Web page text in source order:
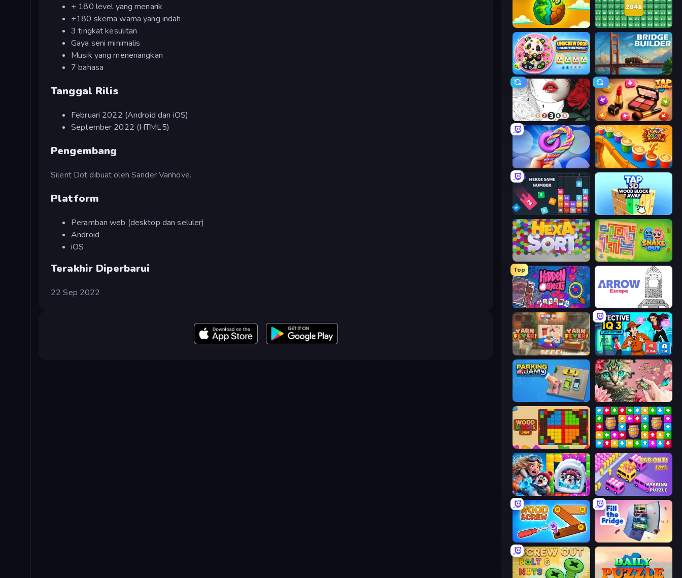
+ 180 level yang menarik
+180 skema warna yang indah
3 tingkat kesulitan
Gaya seni minimalis
Musik yang menenangkan
7 bahasa
Tanggal Rilis
Februari 2022 (Android dan iOS)
September 2022 (HTML5)
Pengembang
Silent Dot dibuat oleh Sander Vanhove.
Platform
Peramban web (desktop dan seluler)
Android
iOS
Terakhir Diperbarui
22 Sep 2022
Land Explorers: Merge & Build 2048 Merge Blocks
Unscrew Drop: Satisfying Puzzle Bridge Builder
Numicolor Tap Gallery
Twisted Tangle Coffee Color Blocks
Drop & Merge the Numbers
Snake Out: Maze Escape
Top
Hidden Objects Arrow Escape
Yarn Fever! Unravel Puzzle Detective IQ 3
Favorite Puzzles
Wood Blocks Jam Tap Away Story
Captain Blast Car OUT! Jam Parking Puzzle
Wood Screw: Bolts Puzzle Fill The Fridge